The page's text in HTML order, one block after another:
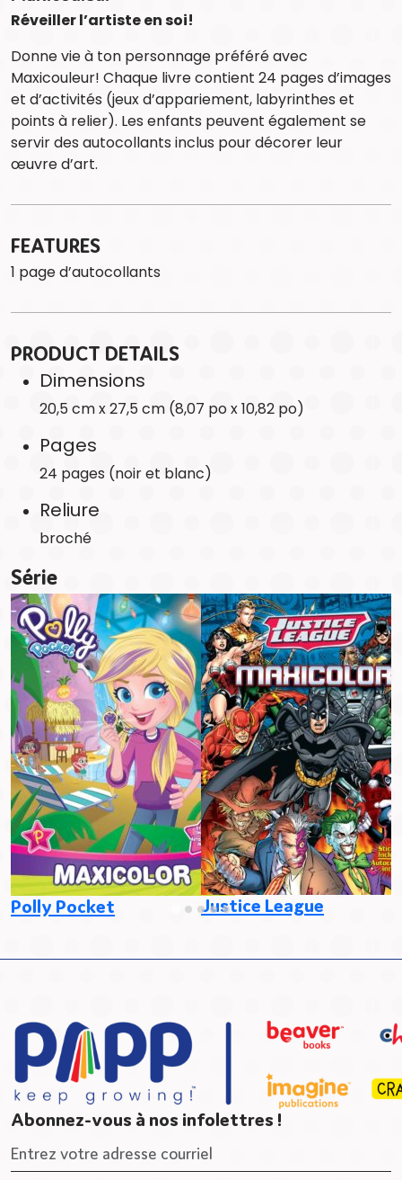
Réveiller l’artiste en soi!
Donne vie à ton personnage préféré avec
Maxicouleur! Chaque livre contient 24 pages d’images
et d’activités (jeux d’appariement, labyrinthes et
points à relier). Les enfants peuvent également se
servir des autocollants inclus pour décorer leur
œuvre d’art.
FEATURES
1 page d’autocollants
PRODUCT DETAILS
Dimensions
20,5 cm x 27,5 cm (8,07 po x 10,82 po)
Pages
24 pages (noir et blanc)
Reliure
broché
Série
Polly Pocket Justice League
Abonnez-vous à nos infolettres !